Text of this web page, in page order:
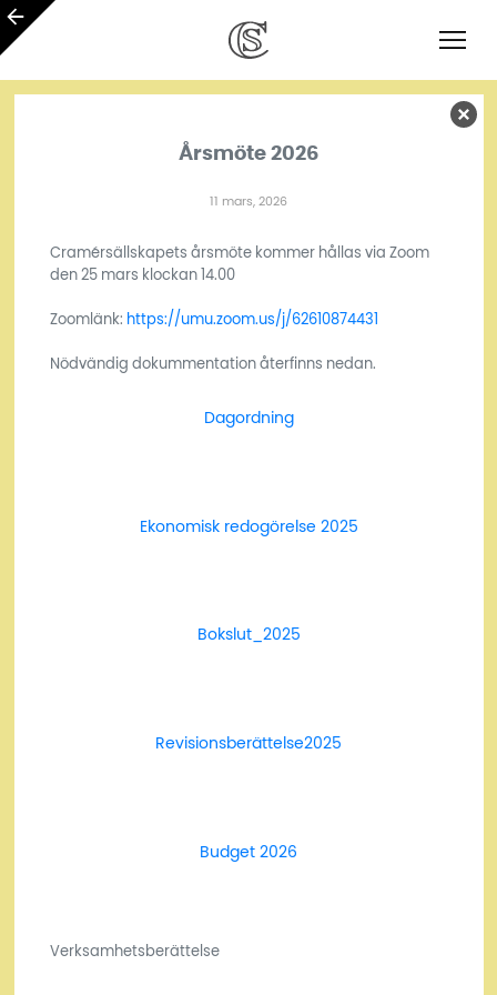
Årsmöte 2026
11 mars, 2026
Cramérsällskapets årsmöte kommer hållas via Zoom
den 25 mars klockan 14.00
Zoomlänk: https://umu.zoom.us/j/62610874431
Nödvändig dokummentation återfinns nedan.
Dagordning
Ekonomisk redogörelse 2025
Bokslut_2025
Revisionsberättelse2025
Budget 2026
Verksamhetsberättelse